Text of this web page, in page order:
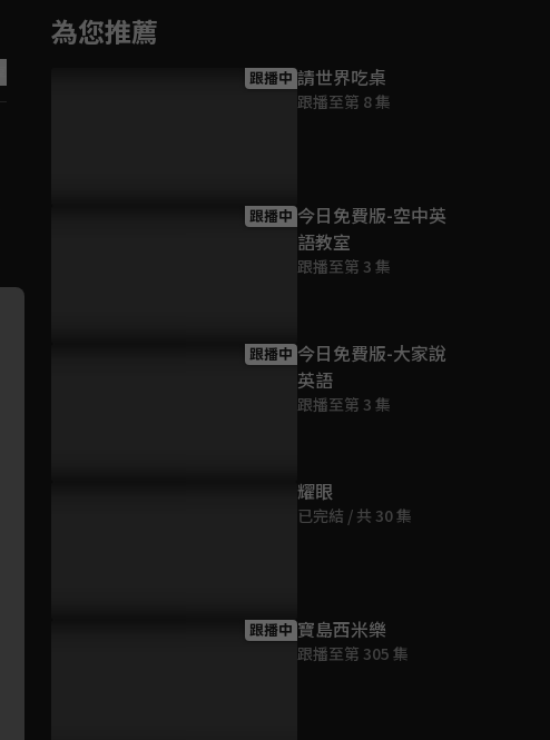
為您推薦
跟播中 請世界吃桌
跟播至第 8 集
跟播中 今日免費版-空中英
語教室
跟播至第 3 集
跟播中 今日免費版-大家說
英語
跟播至第 3 集
耀眼
已完結 / 共 30 集
跟播中 寶島西米樂
跟播至第 305 集